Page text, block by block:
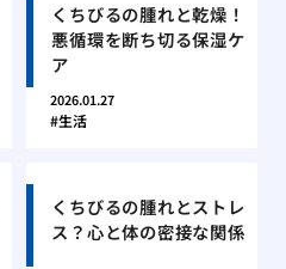
くちびるの腫れと乾燥！
悪循環を断ち切る保湿ケ
ア
2026.01.27
生活
くちびるの腫れとストレ
ス？心と体の密接な関係